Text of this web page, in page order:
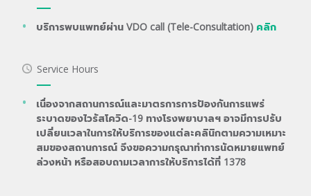
บริการพบแพทย์ผ่าน VDO call (Tele-Consultation) คลิก
Service Hours
เนื่องจากสถานการณ์และมาตรการการป้องกันการแพร่
ระบาดของไวรัสโควิด-19 ทางโรงพยาบาลฯ อาจมีการปรับ
เปลี่ยนเวลาในการให้บริการของแต่ละคลินิกตามความเหมาะ
สมของสถานการณ์ จึงขอความกรุณาทำการนัดหมายแพทย์
ล่วงหน้า หรือสอบถามเวลาการให้บริการได้ที่ 1378